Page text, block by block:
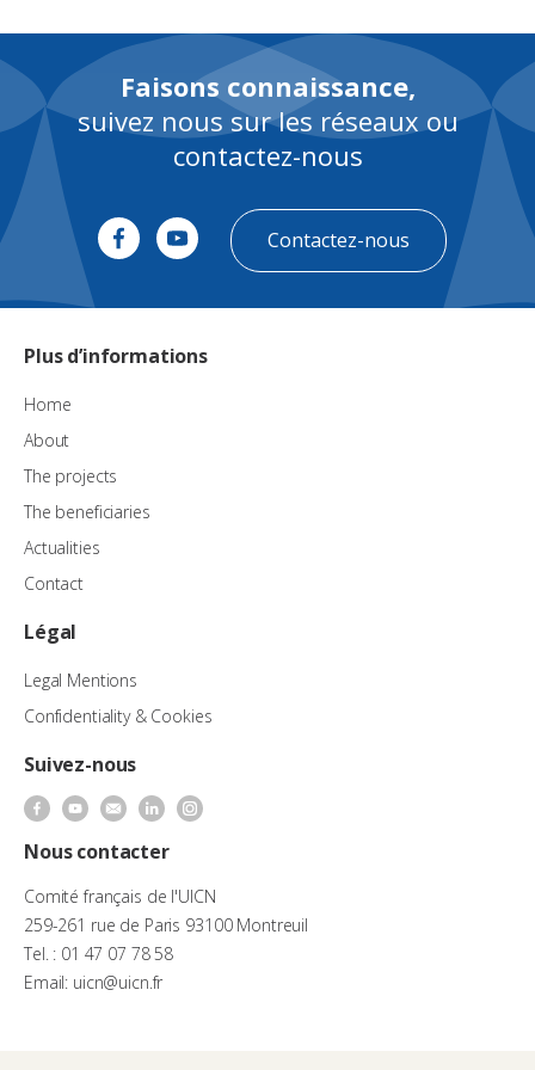
Faisons connaissance,
suivez nous sur les réseaux ou
contactez-nous
Contactez-nous
Plus d’informations
Home
About
The projects
The beneficiaries
Actualities
Contact
Légal
Legal Mentions
Confidentiality & Cookies
Suivez-nous
Nous contacter
Comité français de l'UICN
259-261 rue de Paris 93100 Montreuil
Tel. : 01 47 07 78 58
Email: uicn@uicn.fr